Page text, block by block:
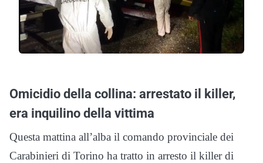
Omicidio della collina: arrestato il killer,
era inquilino della vittima
Questa mattina all’alba il comando provinciale dei
Carabinieri di Torino ha tratto in arresto il killer di